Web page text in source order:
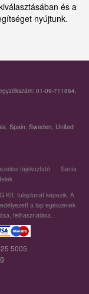
és a
nyújtunk.
01-09-711864,
, Spain, Sweden, United
tájékoztató
Senia
Kft. tulajdonát képezik. A
a lap egészének
felhasználása.
5005